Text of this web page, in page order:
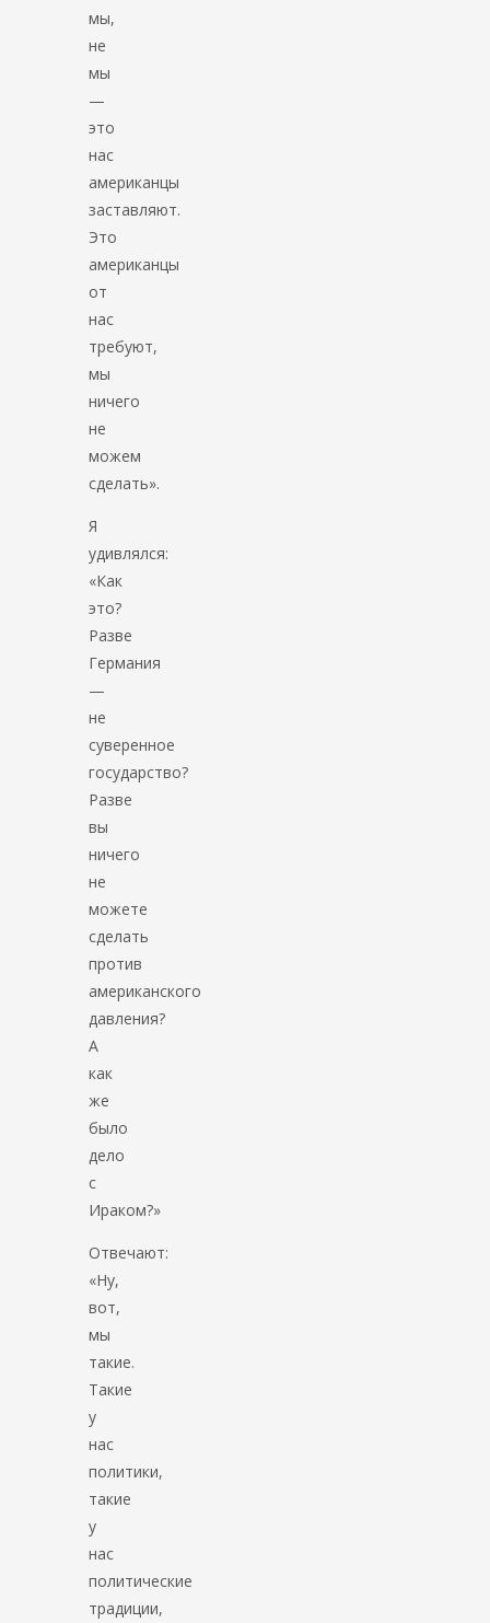
мы,
не
мы
—
это
нас
американцы
заставляют.
Это
американцы
от
нас
требуют,
мы
ничего
не
можем
сделать».
Я
удивлялся:
«Как
это?
Разве
Германия
—
не
суверенное
государство?
Разве
вы
ничего
не
можете
сделать
против
американского
давления?
А
как
же
было
дело
с
Ираком?»
Отвечают:
«Ну,
вот,
мы
такие.
Такие
у
нас
политики,
такие
у
нас
политические
традиции,